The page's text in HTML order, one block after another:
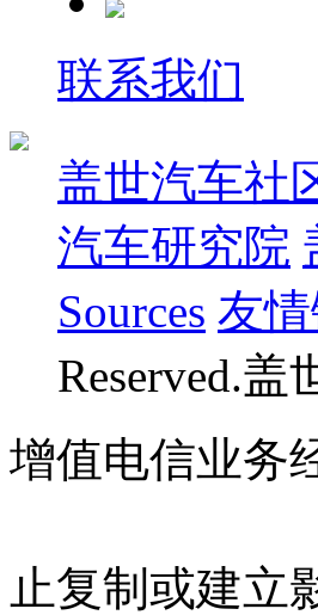
联系我们
盖世汽车社
汽车研究院
Sources 友
Reserved.
增值电信业务
止复制或建立